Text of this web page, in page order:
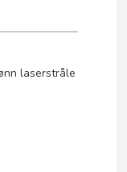
laserstråle